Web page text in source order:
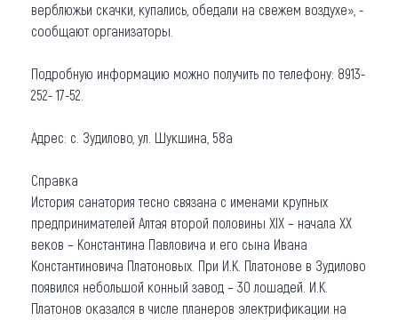
верблюжьи скачки, купались, обедали на свежем воздухе», -
сообщают организаторы.
Подробную информацию можно получить по телефону: 8913-
252- 17-52.
Адрес: с. Зудилово, ул. Шукшина, 58а
Справка
История санатория тесно связана с именами крупных
предпринимателей Алтая второй половины XIX – начала XX
веков – Константина Павловича и его сына Ивана
Константиновича Платоновых. При И.К. Платонове в Зудилово
появился небольшой конный завод – 30 лошадей. И.К.
Платонов оказался в числе планеров электрификации на